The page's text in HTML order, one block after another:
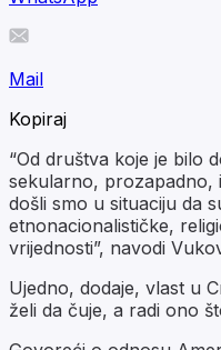
Mail
Kopiraj
“Od društva koje je bilo
sekularno, prozapadno,
došli smo u situaciju da
etnonacionalističke,
vrijednosti”, navodi
Ujedno, dodaje, vlast u
želi da čuje, a radi ono